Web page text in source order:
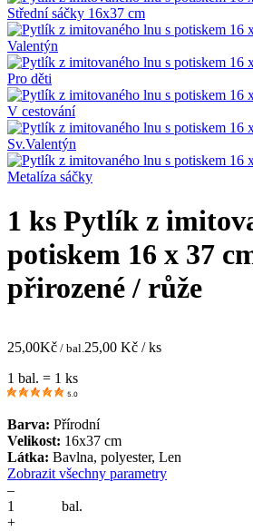
1 ks Pytlík z
potiskem 16 x 37
přirozené / růže
25,00Kč / bal.
1 bal. = 1 ks
25,00 Kč / ks
5.0
Barva: Přírodní
Velikost: 16x37 cm
Látka: Bavlna, polyester, Len
Zobrazit všechny parametry
–
bal.
+